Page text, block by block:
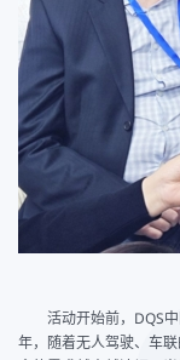
活动开始前，DQS中
年，随着无人驾驶、车